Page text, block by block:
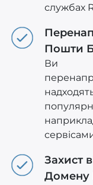
службах
Пошти
Ви
Захист
Домену